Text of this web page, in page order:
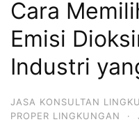
Cara
Emisi
Industri
JASA KONSULTAN
PROPER LINGKUNGAN
·